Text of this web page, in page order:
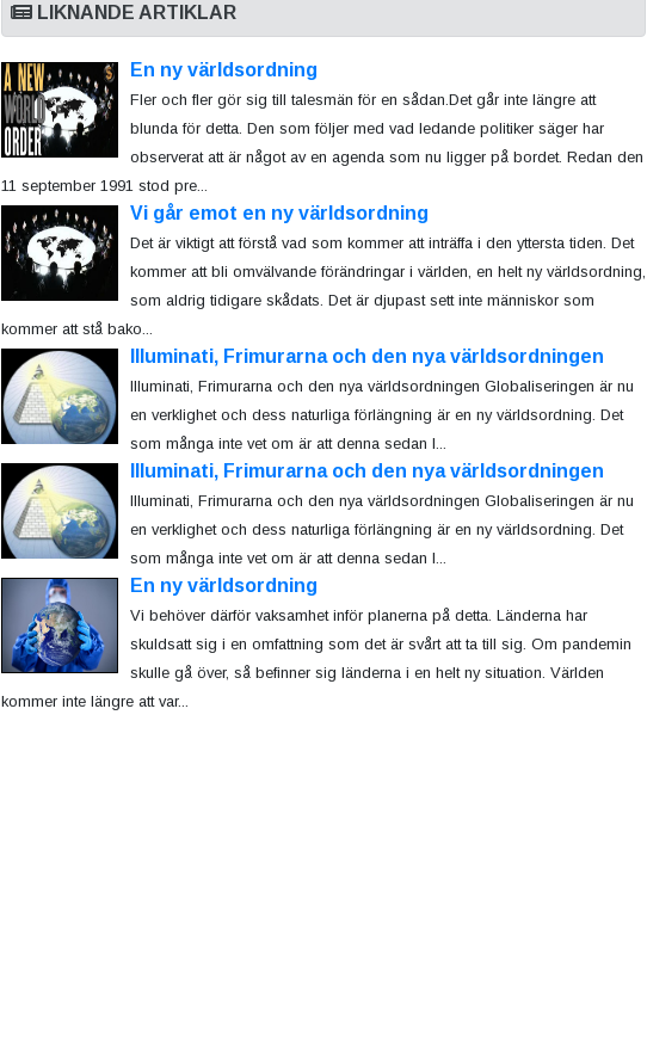
LIKNANDE ARTIKLAR
En ny världsordning
Fler och fler gör sig till talesmän för en sådan.Det går inte längre att
blunda för detta. Den som följer med vad ledande politiker säger har
observerat att är något av en agenda som nu ligger på bordet. Redan den
11 september 1991 stod pre...
Vi går emot en ny världsordning
Det är viktigt att förstå vad som kommer att inträffa i den yttersta tiden. Det
kommer att bli omvälvande förändringar i världen, en helt ny världsordning,
som aldrig tidigare skådats. Det är djupast sett inte människor som
kommer att stå bako...
Illuminati, Frimurarna och den nya världsordningen
Illuminati, Frimurarna och den nya världsordningen Globaliseringen är nu
en verklighet och dess naturliga förlängning är en ny världsordning. Det
som många inte vet om är att denna sedan l...
Illuminati, Frimurarna och den nya världsordningen
Illuminati, Frimurarna och den nya världsordningen Globaliseringen är nu
en verklighet och dess naturliga förlängning är en ny världsordning. Det
som många inte vet om är att denna sedan l...
En ny världsordning
Vi behöver därför vaksamhet inför planerna på detta. Länderna har
skuldsatt sig i en omfattning som det är svårt att ta till sig. Om pandemin
skulle gå över, så befinner sig länderna i en helt ny situation. Världen
kommer inte längre att var...